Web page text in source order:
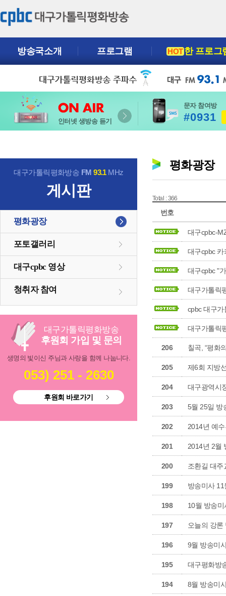
방송국소개 프로그램 HOT한 프로그
인터넷 생방송 듣기
문자 참여방
#0931
대구가톨릭평화방송 FM93.1MHz
게시판
평화광장
포토갤러리
대구cpbc 영상
청취자 참여
대구가톨릭평화방송
후원회 가입 및 문의
생명의 빛이신 주님과 사랑을 함께 나눕니다.
053) 251 - 2630
후원회 바로가기
평화광장
Total : 366
번호
대구cpbc-
대구cpbc 카
대구cpbc "
대구가톨릭
cpbc 대구가
대구가톨릭
206 칠곡, “평화
205 제6회 지방
204 대구광역시
203 5월 25일 방
202 2014년 예
201 2014년 2월
200 조환길 대주
199 방송미사
198 10월 방송
197 오늘의 강론
196 9월 방송미
195 대구평화방
194 8월 방송미